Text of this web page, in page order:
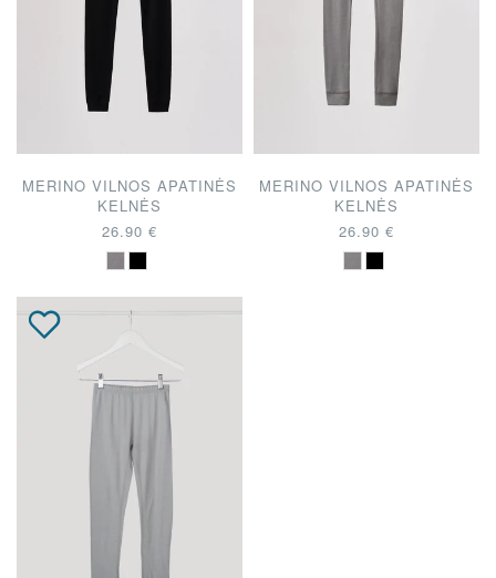
MERINO VILNOS APATINĖS
KELNĖS
26.90 €
MERINO VILNOS APATINĖS
KELNĖS
26.90 €